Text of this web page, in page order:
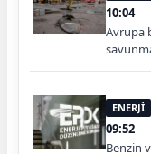
10:04
Avrupa
ENERJİ
09:52
Benzin